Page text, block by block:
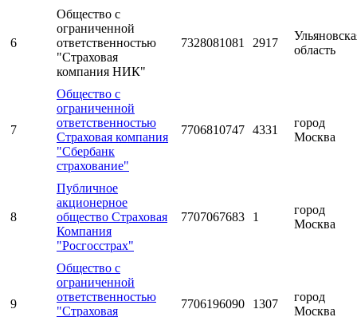
6
Общество с
ограниченной
ответственностью
"Страховая
компания НИК"
7328081081 2917
область
7
Общество с
ограниченной
ответственностью
Страховая компания
"Сбербанк
страхование"
7706810747 4331
город
Москва
8
Публичное
акционерное
общество Страховая
Компания
"Росгосстрах"
7707067683 1
город
Москва
9
Общество с
ограниченной
ответственностью
"Страховая
7706196090 1307
город
Москва